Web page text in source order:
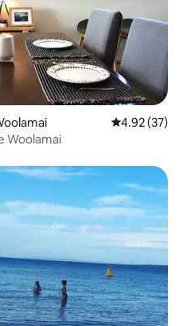
Rating
4.92 (37)
Woolamai